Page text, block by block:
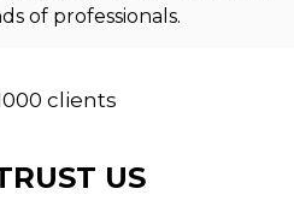
of professionals.
clients
US